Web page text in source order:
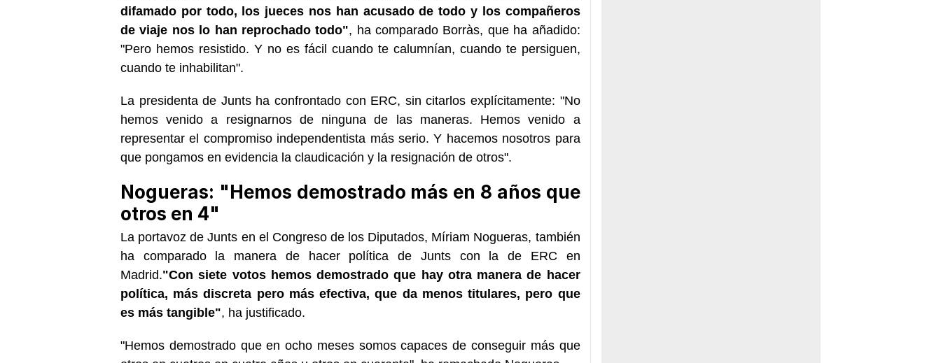
difamado por todo, los jueces nos han acusado de todo y los compañeros
de viaje nos lo han reprochado todo", ha comparado Borràs, que ha añadido:
"Pero hemos resistido. Y no es fácil cuando te calumnían, cuando te persiguen,
cuando te inhabilitan".
La presidenta de Junts ha confrontado con ERC, sin citarlos explícitamente: "No
hemos venido a resignarnos de ninguna de las maneras. Hemos venido a
representar el compromiso independentista más serio. Y hacemos nosotros para
que pongamos en evidencia la claudicación y la resignación de otros".
Nogueras: "Hemos demostrado más en 8 años que
otros en 4"
La portavoz de Junts en el Congreso de los Diputados, Míriam Nogueras, también
ha comparado la manera de hacer política de Junts con la de ERC en
Madrid."Con siete votos hemos demostrado que hay otra manera de hacer
política, más discreta pero más efectiva, que da menos titulares, pero que
es más tangible", ha justificado.
"Hemos demostrado que en ocho meses somos capaces de conseguir más que